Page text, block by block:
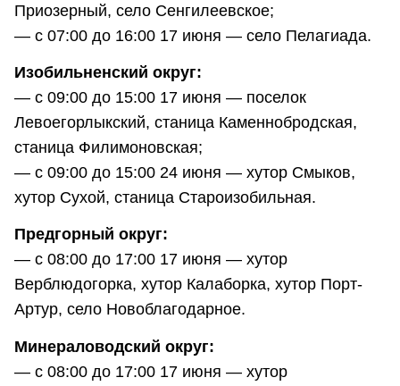
Приозерный, село Сенгилеевское;
— с 07:00 до 16:00 17 июня — село Пелагиада.
Изобильненский округ:
— с 09:00 до 15:00 17 июня — поселок
Левоегорлыкский, станица Каменнобродская,
станица Филимоновская;
— с 09:00 до 15:00 24 июня — хутор Смыков,
хутор Сухой, станица Староизобильная.
Предгорный округ:
— с 08:00 до 17:00 17 июня — хутор
Верблюдогорка, хутор Калаборка, хутор Порт-
Артур, село Новоблагодарное.
Минераловодский округ:
— с 08:00 до 17:00 17 июня — хутор